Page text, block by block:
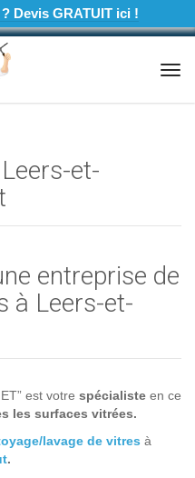
Devis GRATUIT ici !
et-
entreprise de
à Leers-et-
est votre spécialiste en ce
les surfaces vitrées.
lavage de vitres à
.